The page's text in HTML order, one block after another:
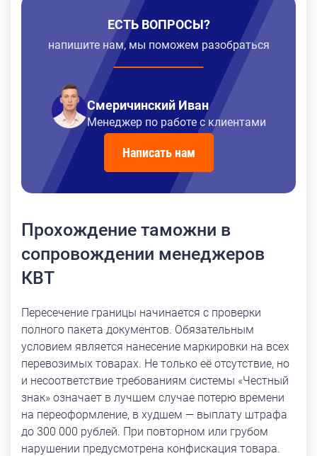
ЕСТЬ ВОПРОСЫ?
напишите нам, мы поможем разобраться
Смеричинский Иван
Менеджер по работе с клиентами
Написать нам
Прохождение таможни в
сопровождении менеджеров
КВТ
Пересечение границы начинается с проверки
полного пакета документов. Обязательным
условием является нанесение маркировки на всех
перевозимых товарах. Не только её отсутствие, но
и несоответствие требованиям системы «Честный
знак» означает в лучшем случае потерю времени
на переоформление, в худшем — выплату штрафа
до 300 000 рублей. При повторном или грубом
нарушении предусмотрена конфискация товара.